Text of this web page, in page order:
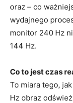
oraz – co
wydajnego
monitor 240 Hz
144 Hz.
Co to jest czas
To miara tego,
Hz obraz